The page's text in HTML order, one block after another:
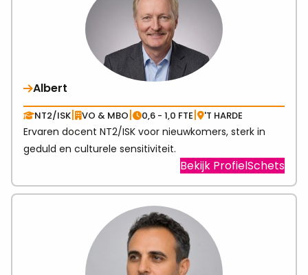
Albert
NT2/ISK| VO & MBO| 0,6 - 1,0 FTE| 'T HARDE
Ervaren docent NT2/ISK voor nieuwkomers, sterk in
geduld en culturele sensitiviteit.
Bekijk ProfielSchetsVisit
link